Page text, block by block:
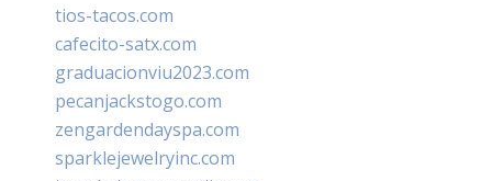
tios-tacos.com
cafecito-satx.com
graduacionviu2023.com
pecanjackstogo.com
zengardendayspa.com
sparklejewelryinc.com